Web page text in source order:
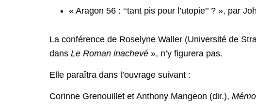
« Aragon 56 : ‘‘tant pis pour l’utopie’’ ? », par
La conférence de Roselyne Waller (Université de
dans Le Roman inachevé », n’y figurera pas.
Elle paraîtra dans l’ouvrage suivant :
Corinne Grenouillet et Anthony Mangeon (dir.),